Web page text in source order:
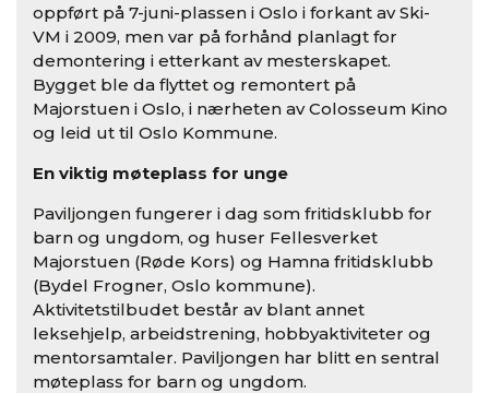
oppført på 7-juni-plassen i Oslo i forkant av Ski-
VM i 2009, men var på forhånd planlagt for
demontering i etterkant av mesterskapet.
Bygget ble da flyttet og remontert på
Majorstuen i Oslo, i nærheten av Colosseum Kino
og leid ut til Oslo Kommune.
En viktig møteplass for unge
Paviljongen fungerer i dag som fritidsklubb for
barn og ungdom, og huser Fellesverket
Majorstuen (Røde Kors) og Hamna fritidsklubb
(Bydel Frogner, Oslo kommune).
Aktivitetstilbudet består av blant annet
leksehjelp, arbeidstrening, hobbyaktiviteter og
mentorsamtaler. Paviljongen har blitt en sentral
møteplass for barn og ungdom.